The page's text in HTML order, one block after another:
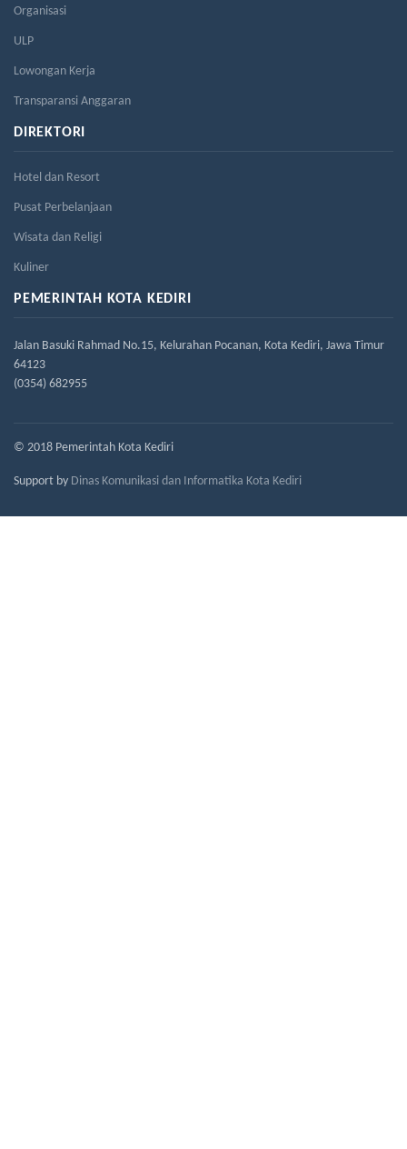
Organisasi
ULP
Lowongan Kerja
Transparansi Anggaran
DIREKTORI
Hotel dan Resort
Pusat Perbelanjaan
Wisata dan Religi
Kuliner
PEMERINTAH KOTA KEDIRI
Jalan Basuki Rahmad No.15, Kelurahan Pocanan, Kota Kediri, Jawa Timur
64123
(0354) 682955
© 2018 Pemerintah Kota Kediri
Support by Dinas Komunikasi dan Informatika Kota Kediri